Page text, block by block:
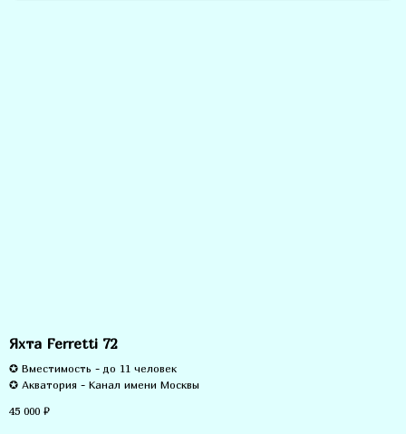
Яхта Ferretti 72
✪ Вместимость - до 11 человек
✪ Акватория - Канал имени Москвы
45 000 ₽